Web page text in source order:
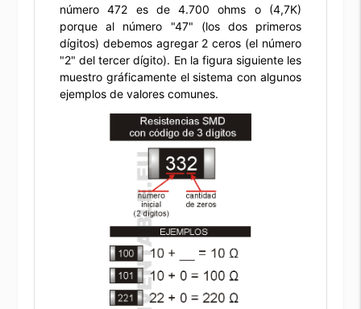
número 472 es de 4.700 ohms o (4,7K)
porque al número "47" (los dos primeros
dígitos) debemos agregar 2 ceros (el número
"2" del tercer dígito). En la figura siguiente les
muestro gráficamente el sistema con algunos
ejemplos de valores comunes.